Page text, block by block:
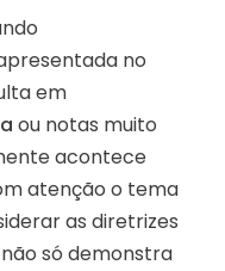
no
em
ou notas muito
acontece
atenção o tema
as diretrizes
só demonstra